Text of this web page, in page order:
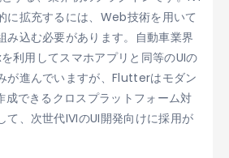
に拡充するには、Web技術を用いて
み込む必要があります。自動車業界
利用してスマホアプリと同等のUIの
が進んでいますが、Flutterはモダン
成できるクロスプラットフォーム対
て、次世代IVIのUI開発向けに採用が